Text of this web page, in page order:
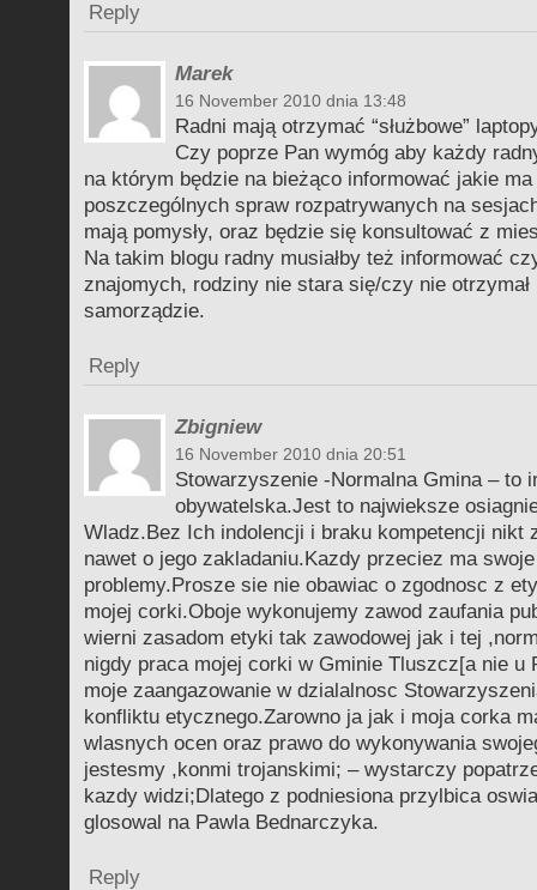
Reply
Marek
16 November 2010 dnia 13:48
Radni mają otrzymać “służbowe”
Czy poprze Pan wymóg aby każdy
na którym będzie na bieżąco informować jakie
poszczególnych spraw rozpatrywanych na
mają pomysły, oraz będzie się konsultować z
Na takim blogu radny musiałby też informować
znajomych, rodziny nie stara się/czy nie otrzymał
samorządzie.
Reply
Zbigniew
16 November 2010 dnia 20:51
Stowarzyszenie -Normalna Gmina – to
obywatelska.Jest to najwieksze
Wladz.Bez Ich indolencji i braku kompetencji nikt
nawet o jego zakladaniu.Kazdy przeciez ma
problemy.Prosze sie nie obawiac o zgodnosc z
mojej corki.Oboje wykonujemy zawod zaufania
wierni zasadom etyki tak zawodowej jak i tej
nigdy praca mojej corki w Gminie Tluszcz[a nie u
moje zaangazowanie w dzialalnosc
konfliktu etycznego.Zarowno ja jak i moja corka
wlasnych ocen oraz prawo do wykonywania
jestesmy ,konmi trojanskimi; – wystarczy
kazdy widzi;Dlatego z podniesiona przylbica
glosowal na Pawla Bednarczyka.
Reply